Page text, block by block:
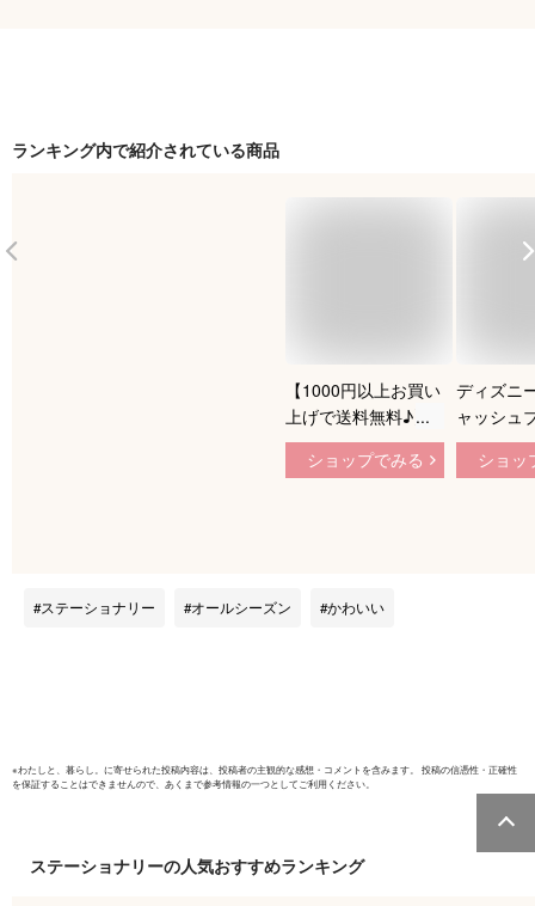
ランキング内で紹介されている商品
【1000円以上お買い
上げで送料無料♪】
ディズニー お小遣い
帳 通帳型 キャッシ
ショップでみる
ディズニ
ャッシュ
アケース
納帳 お
ショッ
ステーショナリー オールシーズン かわいい
※わたしと、暮らし。 に寄せられた投稿内容は、投稿者の主観的な感想・コメントを含みます。 投稿の信憑性・正確性
を保証することはできませんので、あくまで参考情報の一つとしてご利用ください。
ステーショナリーの人気おすすめランキング